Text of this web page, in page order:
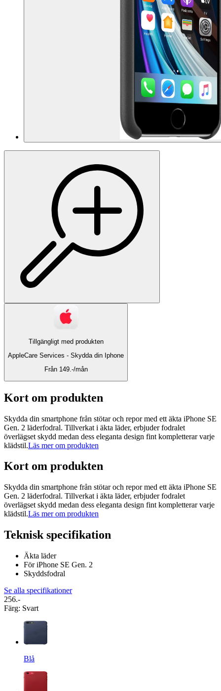
Tillgängligt med produkten
AppleCare Services - Skydda din Iphone
Från 149.-/mån
Kort om produkten
Skydda din smartphone från stötar och repor med ett äkta iPhone SE
Gen. 2 läderfodral. Tillverkat i äkta läder, erbjuder fodralet
överlägset skydd medan dess eleganta design fint kompletterar varje
klädstil.Läs mer om produkten
Kort om produkten
Skydda din smartphone från stötar och repor med ett äkta iPhone SE
Gen. 2 läderfodral. Tillverkat i äkta läder, erbjuder fodralet
överlägset skydd medan dess eleganta design fint kompletterar varje
klädstil.Läs mer om produkten
Teknisk specifikation
Äkta läder
För iPhone SE Gen. 2
Skyddsfodral
Se alla specifikationer
256.-
Färg: Svart
Blå